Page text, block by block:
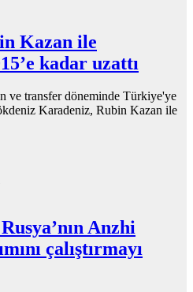
Kazan ile
kadar uzattı
ve transfer döneminde Türkiye'ye
Karadeniz, Rubin Kazan ile
Anzhi
çalıştırmayı